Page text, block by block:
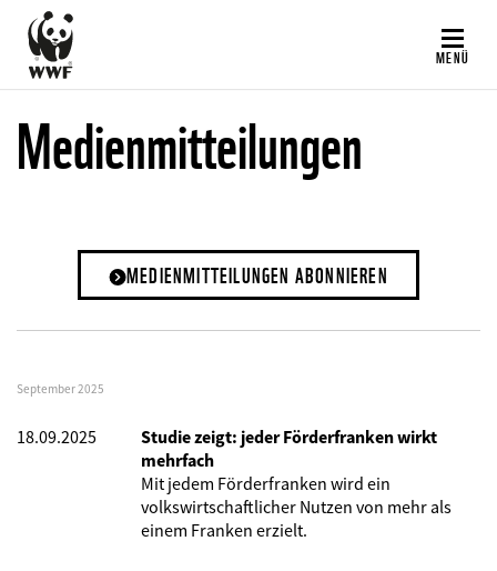
Direkt
zum
Inhalt
MENÜ
Medienmitteilungen
MEDIENMITTEILUNGEN ABONNIEREN
September 2025
18.09.2025
Studie zeigt: jeder Förderfranken wirkt
mehrfach
Mit jedem Förderfranken wird ein
volkswirtschaftlicher Nutzen von mehr als
einem Franken erzielt.